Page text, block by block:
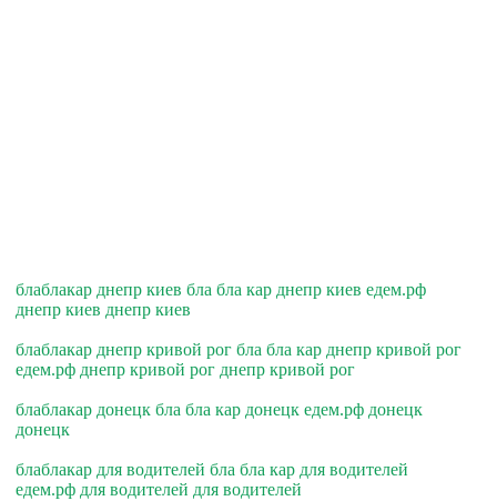
блаблакар днепр киев бла бла кар днепр киев едем.рф
днепр киев днепр киев
блаблакар днепр кривой рог бла бла кар днепр кривой рог
едем.рф днепр кривой рог днепр кривой рог
блаблакар донецк бла бла кар донецк едем.рф донецк
донецк
блаблакар для водителей бла бла кар для водителей
едем.рф для водителей для водителей